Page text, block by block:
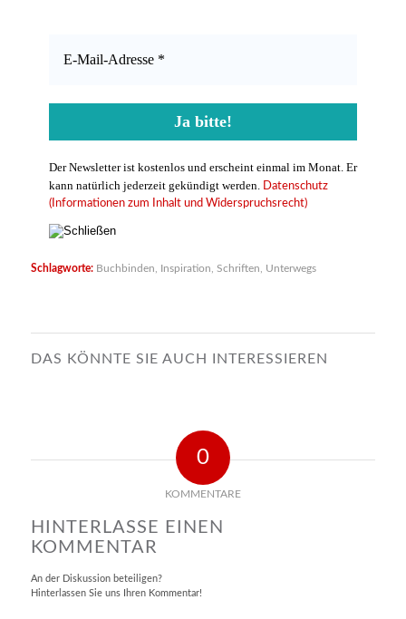
Der Newsletter ist kostenlos und erscheint einmal im Monat. Er
kann natürlich jederzeit gekündigt werden.
Datenschutz
(Informationen zum Inhalt und Widerspruchsrecht)
Schlagworte: Buchbinden Inspiration Schriften Unterwegs
DAS KÖNNTE SIE AUCH INTERESSIEREN
0
KOMMENTARE
HINTERLASSE EINEN
KOMMENTAR
An der Diskussion beteiligen?
Hinterlassen Sie uns Ihren Kommentar!